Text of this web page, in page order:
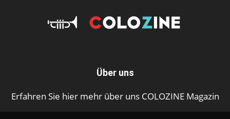
Über uns
Erfahren Sie hier mehr über uns COLOZINE Magazin